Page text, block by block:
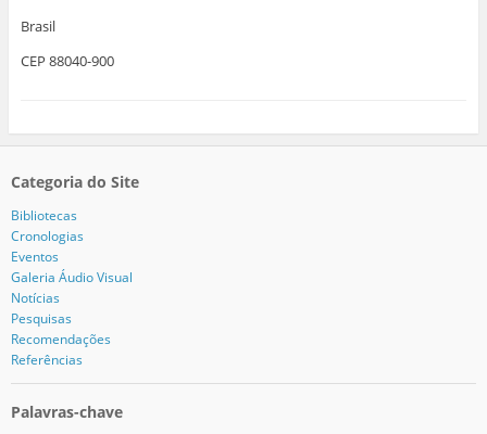
Brasil
CEP 88040-900
Categoria do Site
Bibliotecas
Cronologias
Eventos
Galeria Áudio Visual
Notícias
Pesquisas
Recomendações
Referências
Palavras-chave